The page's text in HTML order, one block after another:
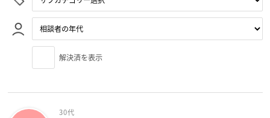
解決済を表示
30代